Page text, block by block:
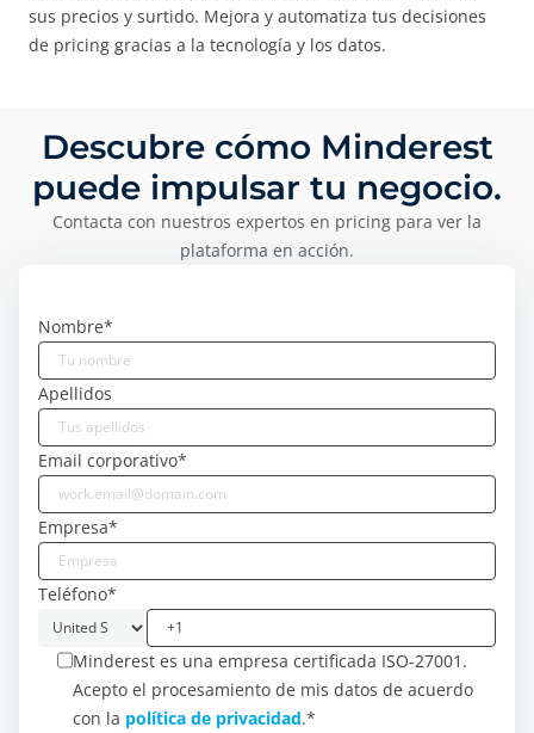
sus precios y surtido. Mejora y automatiza tus decisiones
de pricing gracias a la tecnología y los datos.
Descubre cómo Minderest
puede impulsar tu negocio.
Contacta con nuestros expertos en pricing para ver la
plataforma en acción.
Nombre*
Apellidos
Email corporativo*
Empresa*
Teléfono*
Minderest es una empresa certificada ISO-27001.
Acepto el procesamiento de mis datos de acuerdo
con la política de privacidad.*